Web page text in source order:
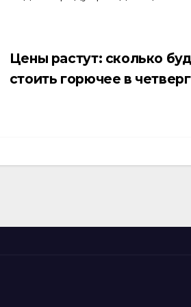
Цены растут: сколько
стоить горючее в